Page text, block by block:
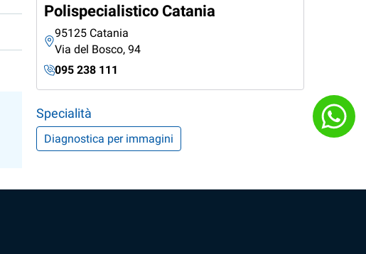
Polispecialistico Catania
95125 Catania
Via del Bosco, 94
095 238 111
Specialità
Diagnostica per immagini